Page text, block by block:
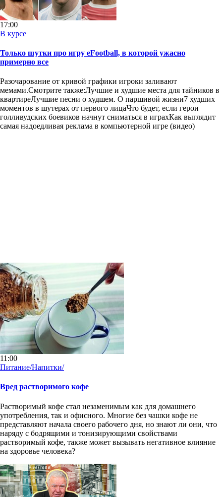
17:00
В курсе
Только шутки про игру eFootball, в которой ужасно
примерно все
Разочарование от кривой графики игроки заливают
мемами.Смотрите также:Лучшие и худшие места для тайников в
квартиреЛучшие песни о худшем. О паршивой жизни7 худших
моментов в шутерах от первого лицаЧто будет, если герои
голливудских боевиков начнут сниматься в играхКак выглядит
самая надоедливая реклама в компьютерной игре (видео)
11:00
Питание/Напитки/
Вред растворимого кофе
Растворимый кофе стал незаменимым как для домашнего
употребления, так и офисного. Многие без чашки кофе не
представляют начала своего рабочего дня, но знают ли они, что
наряду с бодрящими и тонизирующими свойствами
растворимый кофе, также может вызывать негативное влияние
на здоровье человека?